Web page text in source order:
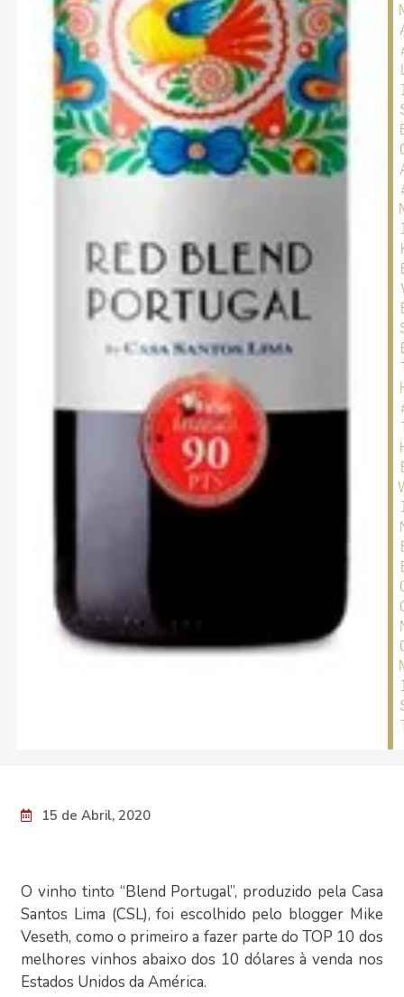
15 de Abril, 2020
O vinho tinto “Blend Portugal”, produzido pela Casa
Santos Lima (CSL), foi escolhido pelo blogger Mike
Veseth, como o primeiro a fazer parte do TOP 10 dos
melhores vinhos abaixo dos 10 dólares à venda nos
Estados Unidos da América.